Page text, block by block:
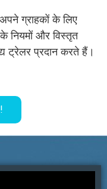
ग्राहकों के लिए
नियमों और विस्तृत
प्रदान करते हैं।